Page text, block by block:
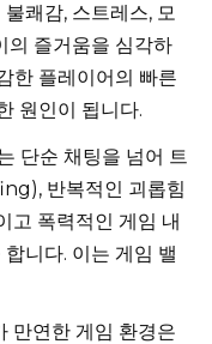
쾌감, 스트레스, 모
의 즐거움을 심각하
한 플레이어의 빠른
원인이 됩니다.
단순 채팅을 넘어 트
반복적인 괴롭힘
폭력적인 게임 내
니다. 이는 게임 밸
만연한 게임 환경은